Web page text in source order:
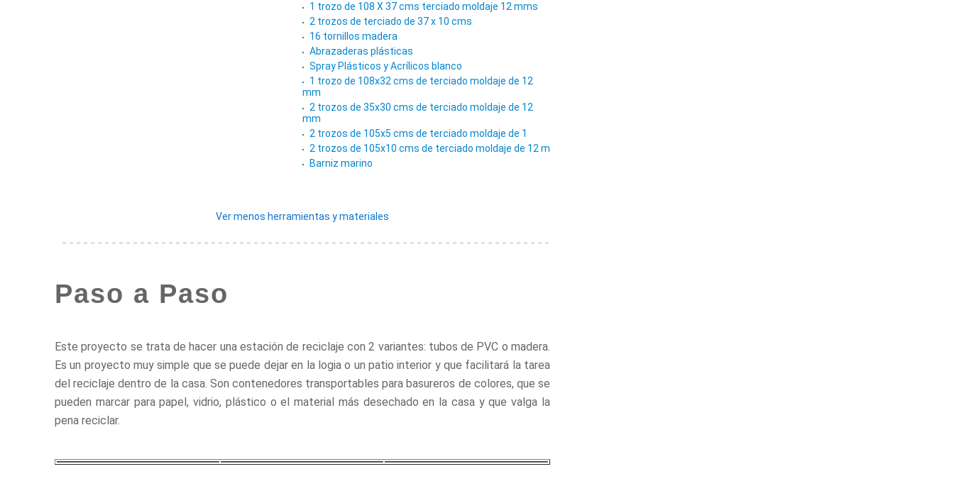
1 trozo de 108 X 37 cms terciado moldaje 12 mms
2 trozos de terciado de 37 x 10 cms
16 tornillos madera
Abrazaderas plásticas
Spray Plásticos y Acrílicos blanco
1 trozo de 108x32 cms de terciado moldaje de 12
mm
2 trozos de 35x30 cms de terciado moldaje de 12
mm
2 trozos de 105x5 cms de terciado moldaje de 1
2 trozos de 105x10 cms de terciado moldaje de 12 m
Barniz marino
Ver menos herramientas y materiales
Paso a Paso
Este proyecto se trata de hacer una estación de reciclaje con 2 variantes: tubos de PVC o madera.
Es un proyecto muy simple que se puede dejar en la logia o un patio interior y que facilitará la tarea
del reciclaje dentro de la casa. Son contenedores transportables para basureros de colores, que se
pueden marcar para papel, vidrio, plástico o el material más desechado en la casa y que valga la
pena reciclar.